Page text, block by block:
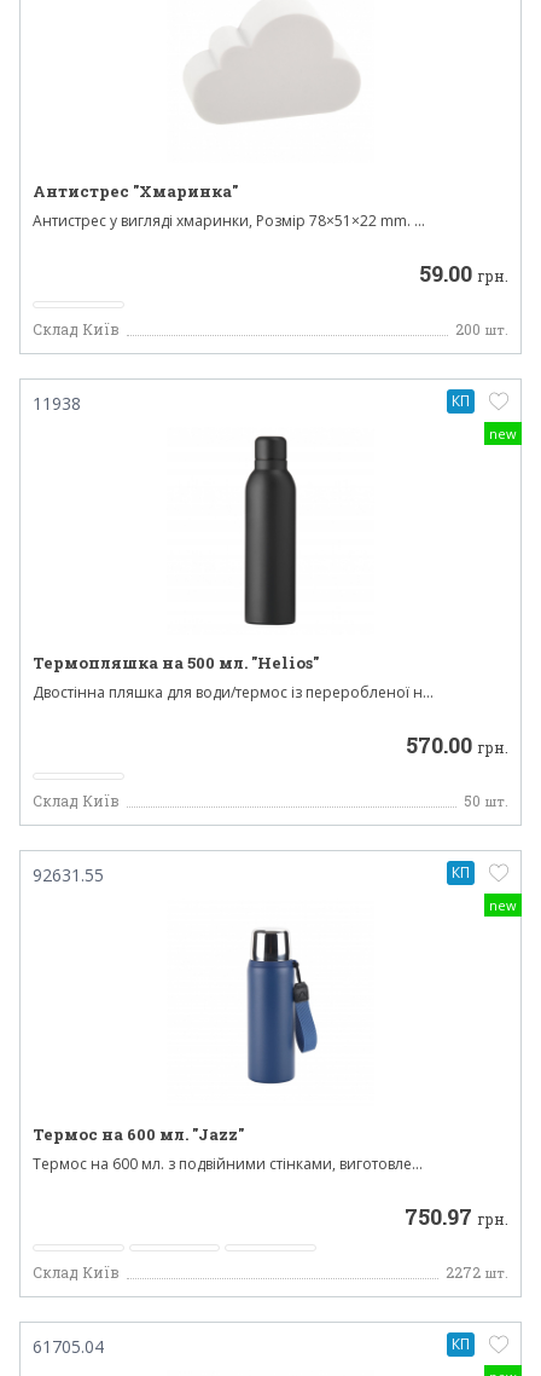
Антистрес "Хмаринка"
Антистрес у вигляді хмаринки, Розмір 78×51×22 mm. ...
59.00 грн.
Склад Київ 200 шт.
new
11938
Термопляшка на 500 мл. "Helios"
Двостінна пляшка для води/термос із переробленої н...
570.00 грн.
Склад Київ 50 шт.
КП
new
92631.55
Термос на 600 мл. "Jazz"
Термос на 600 мл. з подвійними стінками, виготовле...
750.97 грн.
Склад Київ 2272 шт.
КП
61705.04 КП